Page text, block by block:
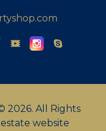
2026. All Rights
website